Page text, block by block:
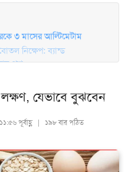
৩ মাসের আল্টিমেটাম
নিক্ষেপ: ব্যান্ড
প্রশ্ন
লক্ষণ, যেভাবে বুঝবেন
পূর্বাহ্ণ | ১৯৮ বার পঠিত